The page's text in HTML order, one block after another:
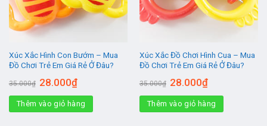
Xúc Xắc Hình Con Bướm – Mua
Đồ Chơi Trẻ Em Giá Rẻ Ở Đâu?
35.000₫ Giá
gốc
là:
35.000₫.
28.000₫Giá
tại
là:
28.000₫.
Thêm vào giỏ hàng
Xúc Xắc Đồ Chơi Hình Cua – Mua
Đồ Chơi Trẻ Em Giá Rẻ Ở Đâu?
35.000₫ Giá
gốc
là:
35.000₫.
28.000₫Giá
tại
là:
28.000₫.
Thêm vào giỏ hàng